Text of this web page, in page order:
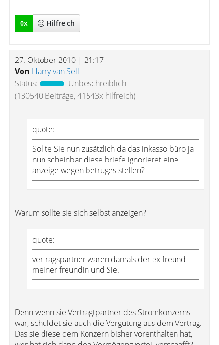
0x Hilfreich
27. Oktober 2010 | 21:17
Von Harry van Sell
Status:
Unbeschreiblich
(130540 Beiträge, 41543x hilfreich)
quote:
Sollte Sie nun zusätzlich da das inkasso büro ja
nun scheinbar diese briefe ignorieret eine
anzeige wegen betruges stellen?
Warum sollte sie sich selbst anzeigen?
quote:
vertragspartner waren damals der ex freund
meiner freundin und Sie.
Denn wenn sie Vertragtpartner des Stromkonzerns
war, schuldet sie auch die Vergütung aus dem Vertrag.
Das sie diese dem Konzern bisher vorenthalten hat,